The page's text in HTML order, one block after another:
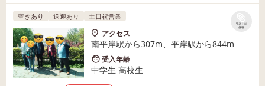
リストに
保存
空きあり 送迎あり 土日祝営業
アクセス
南平岸駅から307m、平岸駅から844m
受入年齢
中学生 高校生